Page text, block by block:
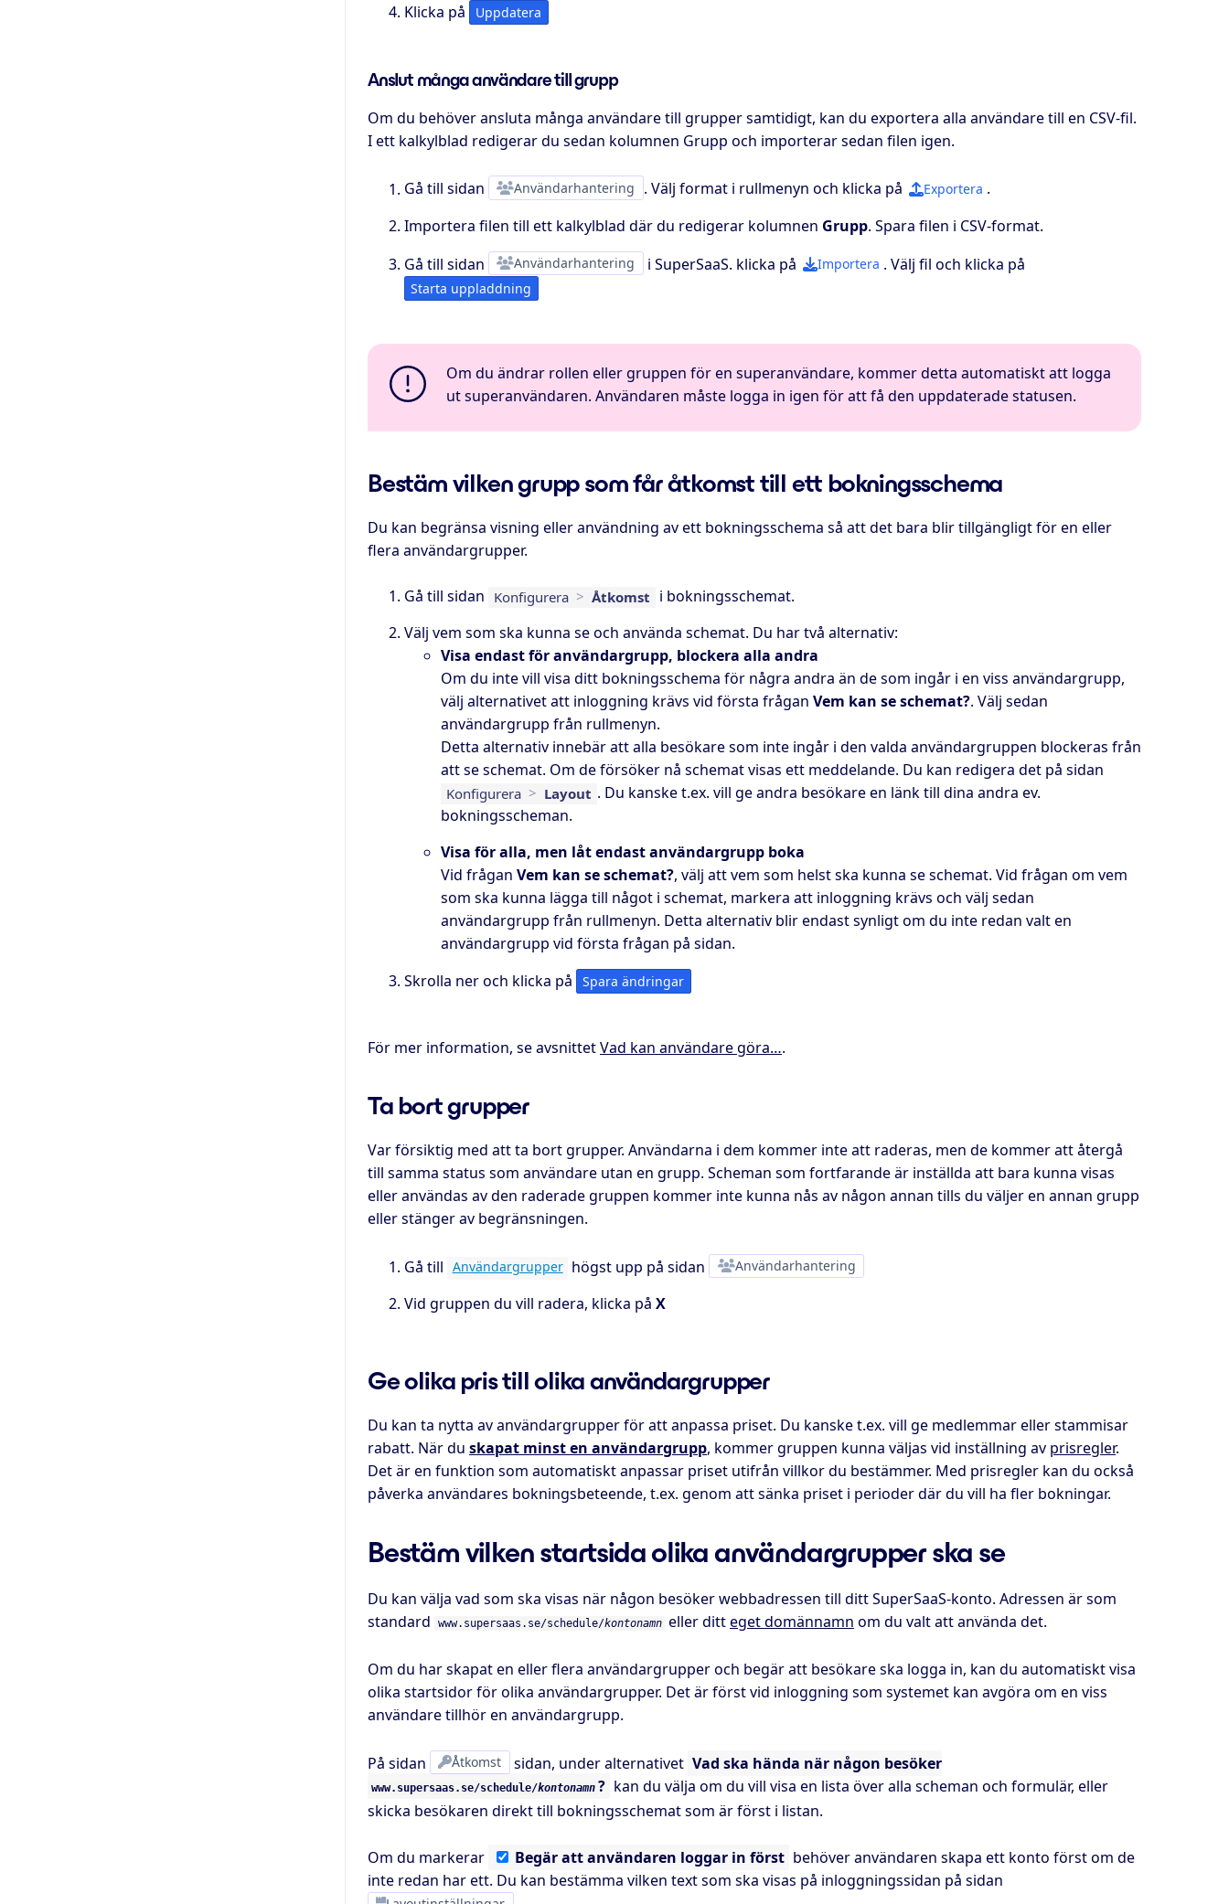
Klicka på
Uppdatera
Anslut många användare till grupp
Om du behöver ansluta många användare till grupper samtidigt, kan du exportera alla användare till en CSV-fil.
I ett kalkylblad redigerar du sedan kolumnen Grupp och importerar sedan filen igen.
Gå till sidan Användarhantering . Välj format i rullmenyn och klicka på Exportera .
Importera filen till ett kalkylblad där du redigerar kolumnen Grupp. Spara filen i CSV-format.
Gå till sidan
Användarhantering i SuperSaaS. klicka på Importera . Välj fil och klicka på
Starta uppladdning
Om du ändrar rollen eller gruppen för en superanvändare, kommer detta automatiskt att logga
ut superanvändaren. Användaren måste logga in igen för att få den uppdaterade statusen.
Bestäm vilken grupp som får åtkomst till ett bokningsschema
Du kan begränsa visning eller användning av ett bokningsschema så att det bara blir tillgängligt för en eller
flera användargrupper.
Gå till sidan Konfigurera > Åtkomst i bokningsschemat.
Välj vem som ska kunna se och använda schemat. Du har två alternativ:
Visa endast för användargrupp, blockera alla andra
Om du inte vill visa ditt bokningsschema för några andra än de som ingår i en viss användargrupp,
välj alternativet att inloggning krävs vid första frågan Vem kan se schemat?. Välj sedan
användargrupp från rullmenyn.
Detta alternativ innebär att alla besökare som inte ingår i den valda användargruppen blockeras från
att se schemat. Om de försöker nå schemat visas ett meddelande. Du kan redigera det på sidan
Konfigurera > Layout . Du kanske t.ex. vill ge andra besökare en länk till dina andra ev.
bokningsscheman.
Visa för alla, men låt endast användargrupp boka
Vid frågan Vem kan se schemat?, välj att vem som helst ska kunna se schemat. Vid frågan om vem
som ska kunna lägga till något i schemat, markera att inloggning krävs och välj sedan
användargrupp från rullmenyn. Detta alternativ blir endast synligt om du inte redan valt en
användargrupp vid första frågan på sidan.
Skrolla ner och klicka på
Spara ändringar
För mer information, se avsnittetVad kan användare göra….
Ta bort grupper
Var försiktig med att ta bort grupper. Användarna i dem kommer inte att raderas, men de kommer att återgå
till samma status som användare utan en grupp. Scheman som fortfarande är inställda att bara kunna visas
eller användas av den raderade gruppen kommer inte kunna nås av någon annan tills du väljer en annan grupp
eller stänger av begränsningen.
Gå till Användargrupper högst upp på sidan Användarhantering
Vid gruppen du vill radera, klicka på X
Ge olika pris till olika användargrupper
Du kan ta nytta av användargrupper för att anpassa priset. Du kanske t.ex. vill ge medlemmar eller stammisar
rabatt. När du skapat minst en användargrupp, kommer gruppen kunna väljas vid inställning av prisregler.
Det är en funktion som automatiskt anpassar priset utifrån villkor du bestämmer. Med prisregler kan du också
påverka användares bokningsbeteende, t.ex. genom att sänka priset i perioder där du vill ha fler bokningar.
Bestäm vilken startsida olika användargrupper ska se
Du kan välja vad som ska visas när någon besöker webbadressen till ditt SuperSaaS-konto. Adressen är som
standard
www.supersaas.se/schedule/kontonamn eller ditteget domännamn om du valt att använda det.
Om du har skapat en eller flera användargrupper och begär att besökare ska logga in, kan du automatiskt visa
olika startsidor för olika användargrupper. Det är först vid inloggning som systemet kan avgöra om en viss
användare tillhör en användargrupp.
På sidan Åtkomst sidan, under alternativet Vad ska hända när någon besöker
www.supersaas.se/schedule/kontonamn ? kan du välja om du vill visa en lista över alla scheman och formulär, eller
skicka besökaren direkt till bokningsschemat som är först i listan.
Om du markerar Begäratt användaren loggar in först behöver användaren skapa ett konto först om de
inte redan har ett. Du kan bestämma vilken text som ska visas på inloggningssidan på sidan